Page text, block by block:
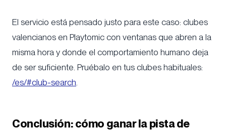
El servicio está pensado justo para este caso: clubes
valencianos en Playtomic con ventanas que abren a la
misma hora y donde el comportamiento humano deja
de ser suficiente. Pruébalo en tus clubes habituales:
/es/#club-search.
Conclusión: cómo ganar la pista de